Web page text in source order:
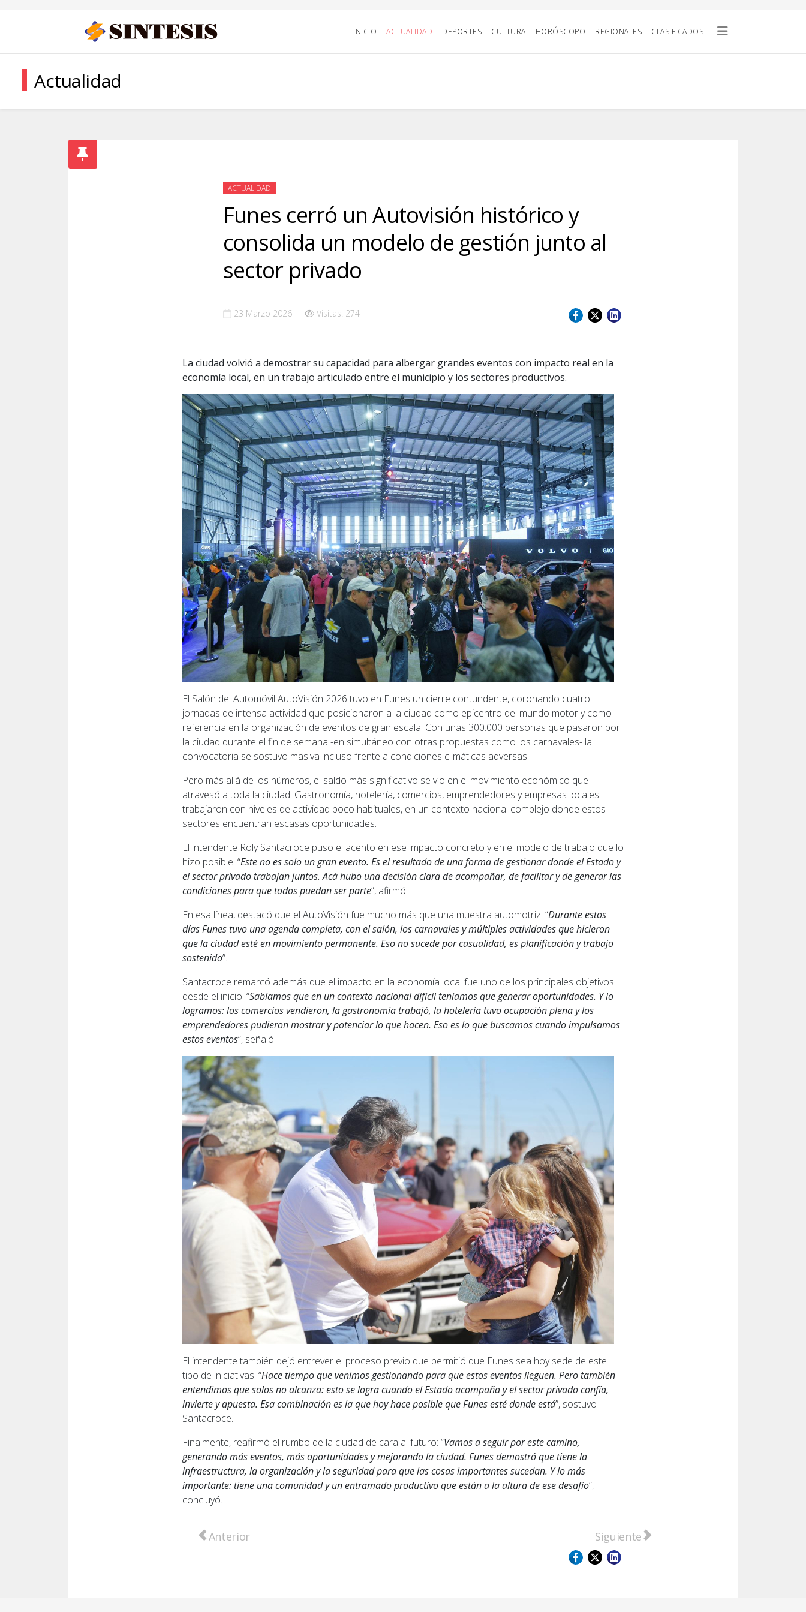
INICIO ACTUALIDAD DEPORTES CULTURA HORÓSCOPO REGIONALES CLASIFICADOS
Actualidad
ACTUALIDAD
Funes cerró un Autovisión histórico y
consolida un modelo de gestión junto al
sector privado
23 Marzo 2026 Visitas: 274
La ciudad volvió a demostrar su capacidad para albergar grandes eventos con impacto real en la
economía local, en un trabajo articulado entre el municipio y los sectores productivos.
El Salón del Automóvil AutoVisión 2026 tuvo en Funes un cierre contundente, coronando cuatro
jornadas de intensa actividad que posicionaron a la ciudad como epicentro del mundo motor y como
referencia en la organización de eventos de gran escala. Con unas 300.000 personas que pasaron por
la ciudad durante el fin de semana -en simultáneo con otras propuestas como los carnavales- la
convocatoria se sostuvo masiva incluso frente a condiciones climáticas adversas.
Pero más allá de los números, el saldo más significativo se vio en el movimiento económico que
atravesó a toda la ciudad. Gastronomía, hotelería, comercios, emprendedores y empresas locales
trabajaron con niveles de actividad poco habituales, en un contexto nacional complejo donde estos
sectores encuentran escasas oportunidades.
El intendente Roly Santacroce puso el acento en ese impacto concreto y en el modelo de trabajo que lo
hizo posible. “Este no es solo un gran evento. Es el resultado de una forma de gestionar donde el Estado y
el sector privado trabajan juntos. Acá hubo una decisión clara de acompañar, de facilitar y de generar las
condiciones para que todos puedan ser parte”, afirmó.
En esa línea, destacó que el AutoVisión fue mucho más que una muestra automotriz: “Durante estos
días Funes tuvo una agenda completa, con el salón, los carnavales y múltiples actividades que hicieron
que la ciudad esté en movimiento permanente. Eso no sucede por casualidad, es planificación y trabajo
sostenido”.
Santacroce remarcó además que el impacto en la economía local fue uno de los principales objetivos
desde el inicio. “Sabíamos que en un contexto nacional difícil teníamos que generar oportunidades. Y lo
logramos: los comercios vendieron, la gastronomía trabajó, la hotelería tuvo ocupación plena y los
emprendedores pudieron mostrar y potenciar lo que hacen. Eso es lo que buscamos cuando impulsamos
estos eventos”, señaló.
El intendente también dejó entrever el proceso previo que permitió que Funes sea hoy sede de este
tipo de iniciativas. “Hace tiempo que venimos gestionando para que estos eventos lleguen. Pero también
entendimos que solos no alcanza: esto se logra cuando el Estado acompaña y el sector privado confía,
invierte y apuesta. Esa combinación es la que hoy hace posible que Funes esté donde está”, sostuvo
Santacroce.
Finalmente, reafirmó el rumbo de la ciudad de cara al futuro: “Vamos a seguir por este camino,
generando más eventos, más oportunidades y mejorando la ciudad. Funes demostró que tiene la
infraestructura, la organización y la seguridad para que las cosas importantes sucedan. Y lo más
importante: tiene una comunidad y un entramado productivo que están a la altura de ese desafío”,
concluyó.
Artículo anterior: Milagro en la Autopista: Un camión cayó al río Carcarañá y el chofer salvó su vida
Anterior Artículo siguiente: Golpe millonario en
Siguiente